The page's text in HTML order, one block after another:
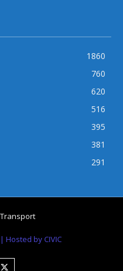
1860
760
620
516
395
381
291
| Hosted by CIVIC